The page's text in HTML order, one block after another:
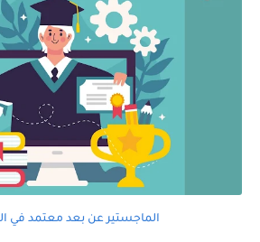
الماجستير عن بعد معتمد في